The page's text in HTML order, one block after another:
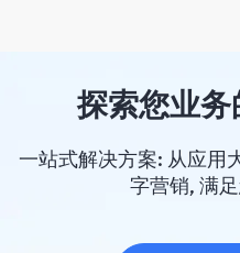
探索您业
一站式解决方案: 从应用
字营销, 满